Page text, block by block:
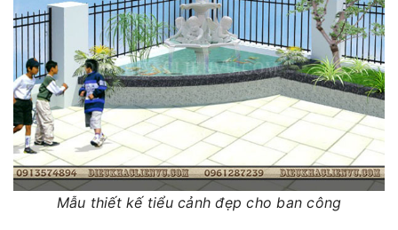
Mẫu thiết kế tiểu cảnh đẹp cho ban công